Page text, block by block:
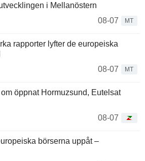
i Mellanöstern
08-07
MT
rapporter lyfter de europeiska
08-07
MT
öppnat Hormuzsund, Eutelsat
08-07
börserna uppåt –